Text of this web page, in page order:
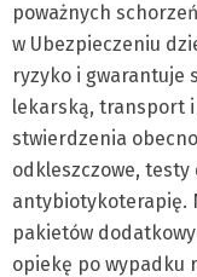
poważnych
w Ubezpieczeniu
ryzyko i gwarantuje
lekarską, transport i
stwierdzenia
odkleszczowe,
antybiotykoterapię.
pakietów
opiekę po wypadku